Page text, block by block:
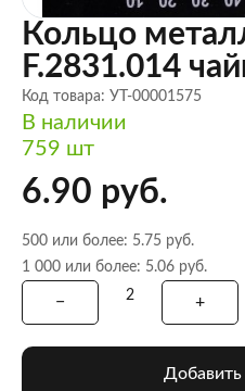
Кольцо
F.2831.014
Код товара: УТ-00001575
В наличии
759 шт
6.90 руб.
500 или более: 5.75 руб.
1 000 или более: 5.06 руб.
Добавить